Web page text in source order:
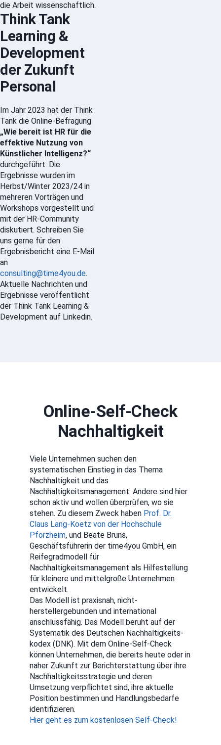
die Arbeit wissenschaftlich.
Think Tank
Learning &
Development
der Zukunft
Personal
Im Jahr 2023 hat der Think
Tank die Online-Befragung
„Wie bereit ist HR für die
effektive Nutzung von
Künstlicher Intelligenz?“
durchgeführt. Die
Ergebnisse wurden im
Herbst/Winter 2023/24 in
mehreren Vorträgen und
Workshops vorgestellt und
mit der HR-Community
diskutiert. Schreiben Sie
uns gerne für den
Ergebnisbericht eine E-Mail
an
consulting@time4you.de.
Aktuelle Nachrichten und
Ergebnisse veröffentlicht
der Think Tank Learning &
Development auf Linkedin.
Online-Self-Check
Nachhaltigkeit
Viele Unternehmen suchen den
systematischen Einstieg in das Thema
Nachhaltigkeit und das
Nachhaltigkeitsmanagement. Andere sind hier
schon aktiv und wollen überprüfen, wo sie
stehen. Zu diesem Zweck haben Prof. Dr.
Claus Lang-Koetz von der Hochschule
Pforzheim, und Beate Bruns,
Geschäftsführerin der time4you GmbH, ein
Reifegradmodell für
Nachhaltigkeitsmanagement als Hilfestellung
für kleinere und mittelgroße Unternehmen
entwickelt.
Das Modell ist praxisnah, nicht-
herstellergebunden und international
anschlussfähig. Das Modell beruht auf der
Systematik des Deutschen Nachhaltigkeits­
kodex (DNK). Mit dem Online-Self-Check
können Unternehmen, die bereits heute oder in
naher Zukunft zur Berichterstattung über ihre
Nachhaltigkeitsstrategie und deren
Umsetzung verpflichtet sind, ihre aktuelle
Position bestimmen und Handlungsbedarfe
identifizieren.
Hier geht es zum kostenlosen Self-Check!